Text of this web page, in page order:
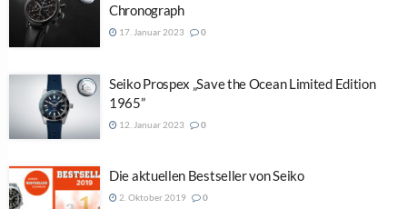
Chronograph
17. Januar 2023 0
Seiko Prospex „Save the Ocean Limited Edition
1965”
12. Januar 2023 0
Die aktuellen Bestseller von Seiko
2. Oktober 2019 0